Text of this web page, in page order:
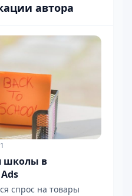
автора
школы в
спрос на товары